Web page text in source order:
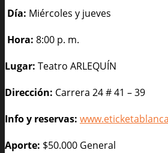
Día: Miércoles y jueves
Hora: 8:00 p. m.
Lugar: Teatro ARLEQUÍN
Dirección: Carrera 24 # 41 – 39
Info y reservas:
Aporte: $50.000 General